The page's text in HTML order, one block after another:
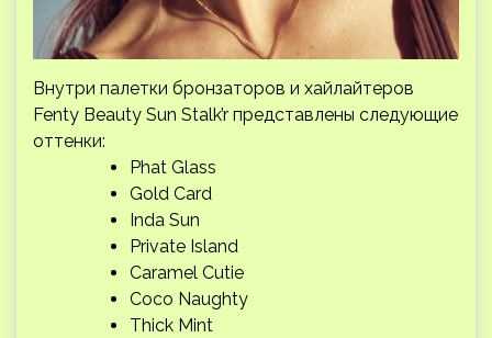
Внутри палетки бронзаторов и хайлайтеров
Fenty Beauty Sun Stalk’r представлены следующие
оттенки:
Phat Glass
Gold Card
Inda Sun
Private Island
Caramel Cutie
Coco Naughty
Thick Mint